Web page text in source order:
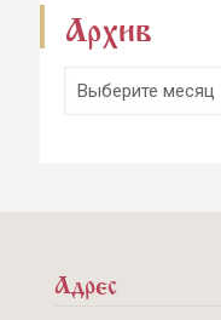
Архив
Архив
Адрес